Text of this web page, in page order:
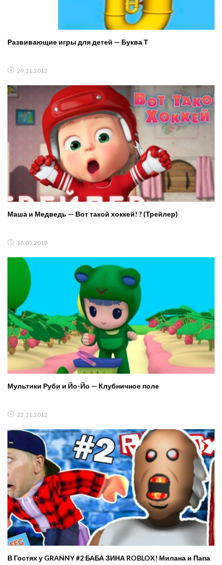
Развивающие игры для детей — Буква Т
29.11.2012
Маша и Медведь — Вот такой хоккей! ? (Трейлер)
18.05.2018
Мультики Руби и Йо-Йо — Клубничное поле
22.11.2012
В Гостях у GRANNY #2 БАБА ЗИНА ROBLOX! Милана и Папа